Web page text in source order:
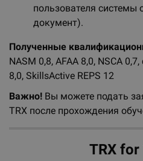
пользователя системы
документ).
Полученные
NASM 0,8, AFAA 8,0, NSCA
8,0, SkillsActive REPS 12
Важно! Вы можете подать
TRX после прохождения
TRX for